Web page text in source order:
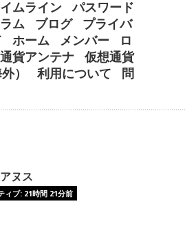
ムライン
パスワード
ム ブログ
プライバ
ホーム メンバー
ロ
貨アンテナ
仮想通貨
）
利用について
問
ヌス
ィブ: 21時間 21分前